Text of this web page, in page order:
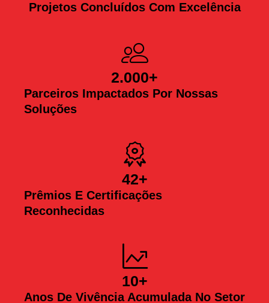
Projetos Concluídos Com Excelência
Parceiros Impactados Por Nossas
Soluções
2.000+
Prêmios E Certificações
Reconhecidas
42+
Anos De Vivência Acumulada No Setor
10+